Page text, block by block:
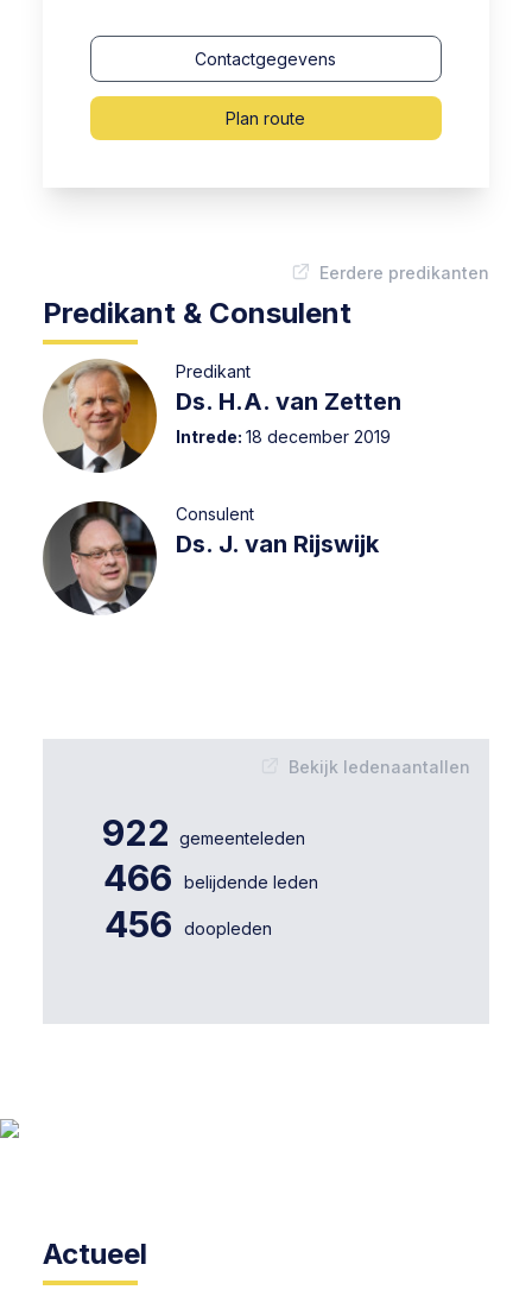
Contactgegevens
Plan route
Predikant & Consulent
Eerdere predikanten
Predikant
Ds. H.A. van Zetten
Intrede: 18 december 2019
Consulent
Ds. J. van Rijswijk
Bekijk ledenaantallen
922 gemeenteleden
466 belijdende leden
456 doopleden
Actueel